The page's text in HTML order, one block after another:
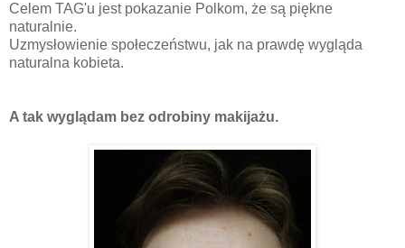
Celem TAG'u jest pokazanie Polkom, że są piękne
naturalnie.
Uzmysłowienie społeczeństwu, jak na prawdę wygląda
naturalna kobieta.
A tak wyglądam bez odrobiny makijażu.